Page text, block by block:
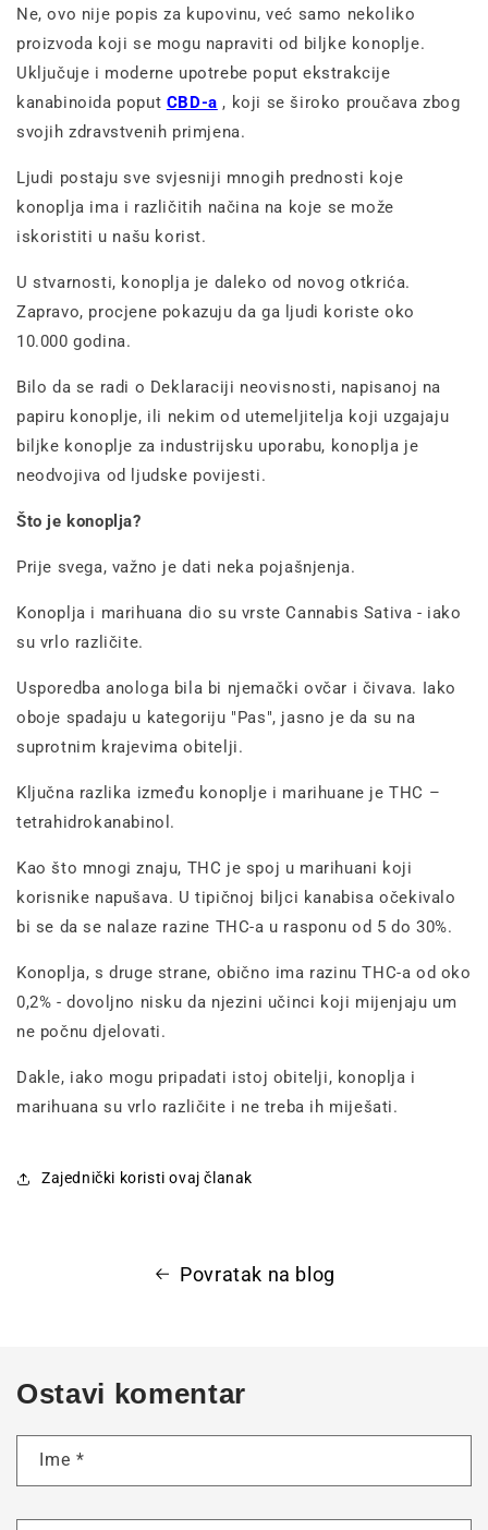
Ne, ovo nije popis za kupovinu, već samo nekoliko
proizvoda koji se mogu napraviti od biljke konoplje.
Uključuje i moderne upotrebe poput ekstrakcije
kanabinoida poput CBD-a , koji se široko proučava zbog
svojih zdravstvenih primjena.
Ljudi postaju sve svjesniji mnogih prednosti koje
konoplja ima i različitih načina na koje se može
iskoristiti u našu korist.
U stvarnosti, konoplja je daleko od novog otkrića.
Zapravo, procjene pokazuju da ga ljudi koriste oko
10.000 godina.
Bilo da se radi o Deklaraciji neovisnosti, napisanoj na
papiru konoplje, ili nekim od utemeljitelja koji uzgajaju
biljke konoplje za industrijsku uporabu, konoplja je
neodvojiva od ljudske povijesti.
Što je konoplja?
Prije svega, važno je dati neka pojašnjenja.
Konoplja i marihuana dio su vrste Cannabis Sativa - iako
su vrlo različite.
Usporedba anologa bila bi njemački ovčar i čivava. Iako
oboje spadaju u kategoriju "Pas", jasno je da su na
suprotnim krajevima obitelji.
Ključna razlika između konoplje i marihuane je THC –
tetrahidrokanabinol.
Kao što mnogi znaju, THC je spoj u marihuani koji
korisnike napušava. U tipičnoj biljci kanabisa očekivalo
bi se da se nalaze razine THC-a u rasponu od 5 do 30%.
Konoplja, s druge strane, obično ima razinu THC-a od oko
0,2% - dovoljno nisku da njezini učinci koji mijenjaju um
ne počnu djelovati.
Dakle, iako mogu pripadati istoj obitelji, konoplja i
marihuana su vrlo različite i ne treba ih miješati.
Zajednički koristi ovaj članak
Povratak na blog
Ostavi komentar
Ime *